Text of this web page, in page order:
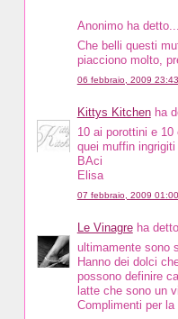
Anonimo ha detto...
Che belli questi
piacciono molto,
06 febbraio, 2009 23:43
Kittys Kitchenha
10 ai porottini e
quei muffin
BAci
Elisa
07 febbraio, 2009 01:00
Le Vinagreha
ultimamente sono
Hanno dei dolci
possono definire
latte che sono un
Complimenti per